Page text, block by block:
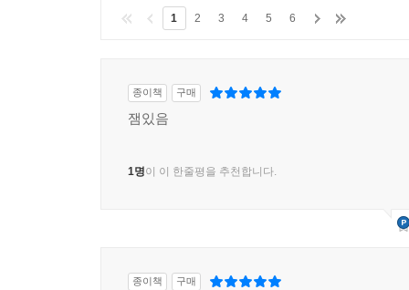
1 2 3 4 5 6
종이책 구매
잼있음
1명이 이 한줄평을 추천합니다.
종이책 구매